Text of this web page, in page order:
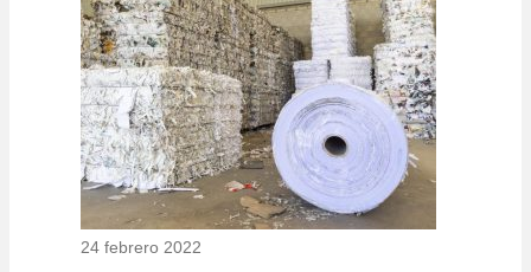
24 febrero 2022